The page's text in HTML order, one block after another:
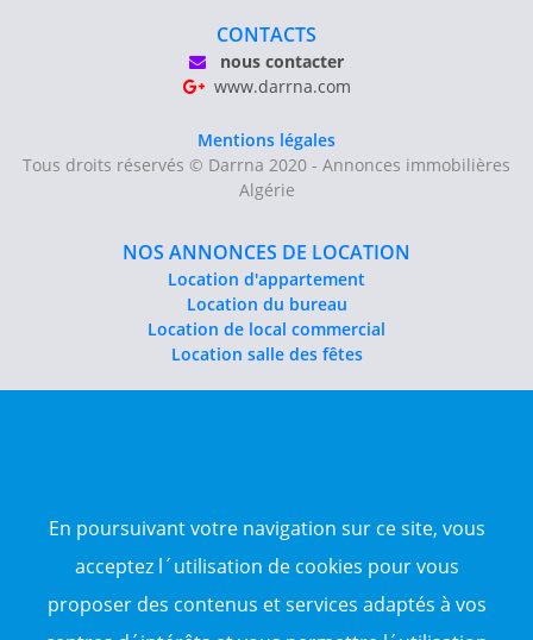
En poursuivant votre navigation sur ce site, vous
acceptez l´utilisation de cookies pour vous
proposer des contenus et services adaptés à vos
CONTACTS
nous contacter
www.darrna.com
Mentions légales
Tous droits réservés © Darrna 2020 - Annonces immobilières
Algérie
NOS ANNONCES DE LOCATION
Location d'appartement
Location du bureau
Location de local commercial
Location salle des fêtes
Sitemap
TOP WILAYA
Annonce à 16-Alger
Annonce à 23-Annaba